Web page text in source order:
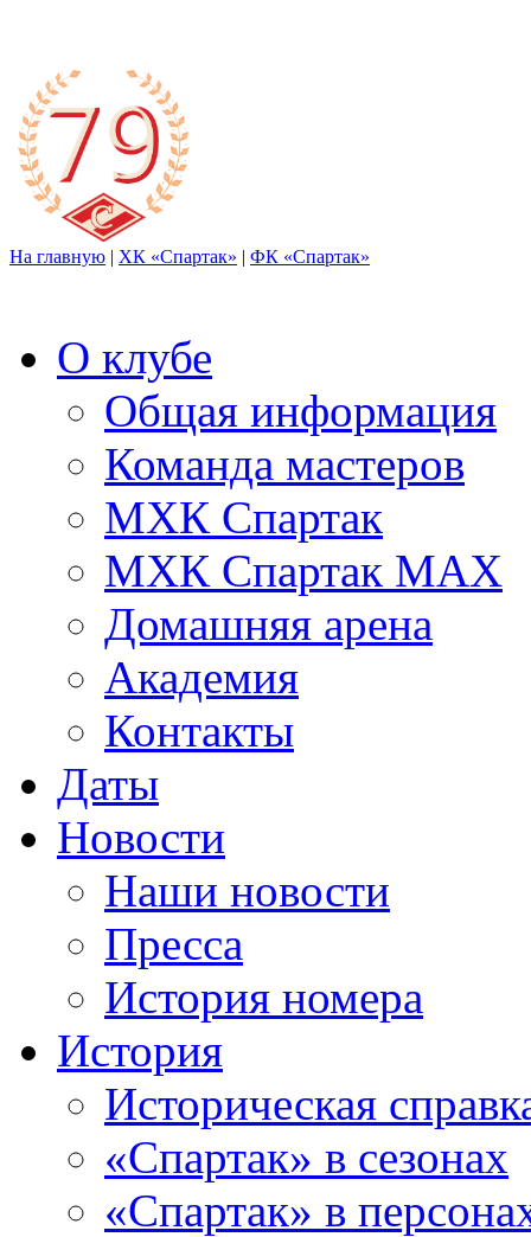
На главную | ХК «Спартак» | ФК «Спартак»
О клубе
Общая информация
Команда мастеров
МХК Спартак
МХК Спартак МАХ
Домашняя арена
Академия
Контакты
Даты
Новости
Наши новости
Пресса
История номера
История
Историческая
«Спартак» в сезонах
«Спартак» в